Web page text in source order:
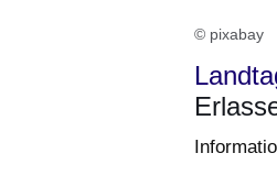
© pixabay